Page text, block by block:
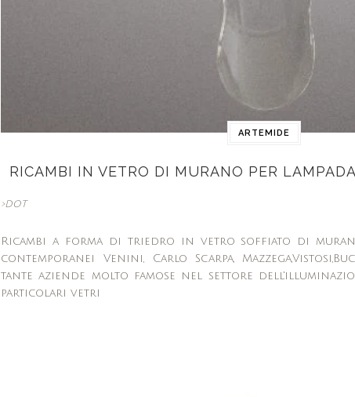
ARTEMIDE
RICAMBI IN VETRO DI MURANO PER
>DOT
Ricambi a forma di triedro in vetro soffiato di
contemporanei Venini, Carlo Scarpa,
tante aziende molto famose nel settore
particolari vetri